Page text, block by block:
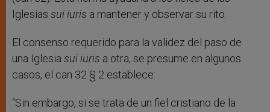
Iglesias sui iuris a mantener y observar su rito.
El consenso requerido para la validez del paso de
una Iglesia sui iuris a otra, se presume en algunos
casos, el can 32 § 2 establece:
“Sin embargo, si se trata de un fiel cristiano de la